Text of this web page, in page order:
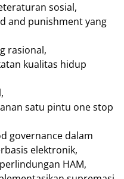
sosial,
and punishment yang
rasional,
kualitas hidup
satu pintu one stop
governance dalam
elektronik,
HAM,